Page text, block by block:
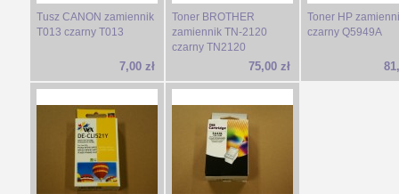
Tusz CANON zamiennik
T013 czarny T013
7,00 zł
Toner BROTHER
zamiennik TN-2120
czarny TN2120
75,00 zł
Toner HP
czarny Q5949A